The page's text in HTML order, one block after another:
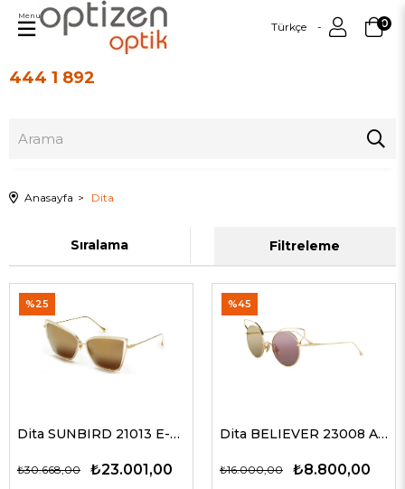
444 1 892
Türkçe 0
Menu
Anasayfa Dita
Filtreleme
Sıralama
Dita SUNBIRD 21013 E-CLR-GLD 59 G Kadın Güneş Gözlükleri
₺23.001,00
₺30.668,00
%25
Dita BELIEVER 23008 A-GLD 52-20 Kadın Güneş Gözlükleri
₺8.800,00
₺16.000,00
%45